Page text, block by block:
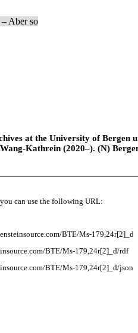
Aber so
at the University of
Kathrein (2020–). (N)
can use the following URL:
BTE/Ms-179,24r[2]_d
BTE/Ms-179,24r[2]_d/rdf
BTE/Ms-179,24r[2]_d/json